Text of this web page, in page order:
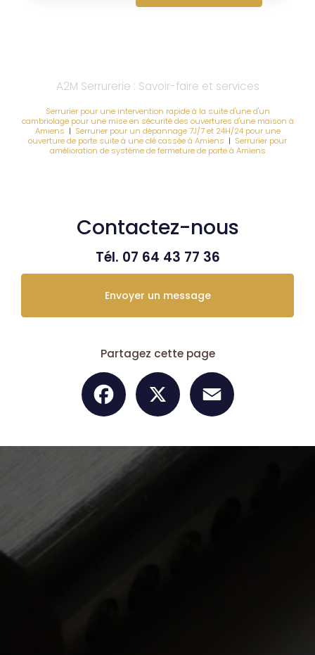
A2M Serrurerie : Savoir-faire et services
Serrurier pour une intervention rapide à la suite d'une d'un
cambriolage pour une mise en sécurité des ouvertures d'une maison à
Amiens | Serrurier pour un dépannage 7J/7 et 24H/24 pour une
ouverture de porte suite à une clé cassée à Amiens | Serrurier pour
amélioration de système de fermeture de porte à Amiens
Contactez-nous
Tél. 07 64 43 77 36
Envoyer un message
Partagez cette page
Facebook